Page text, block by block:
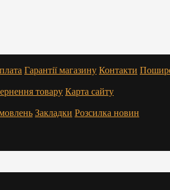
Гарантії магазину Контакти
товару Карта сайту
Закладки Розсилка новин